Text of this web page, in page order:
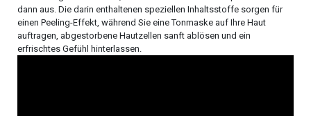
dann aus. Die darin enthaltenen speziellen Inhaltsstoffe sorgen für
einen Peeling-Effekt, während Sie eine Tonmaske auf Ihre Haut
auftragen, abgestorbene Hautzellen sanft ablösen und ein
erfrischtes Gefühl hinterlassen.